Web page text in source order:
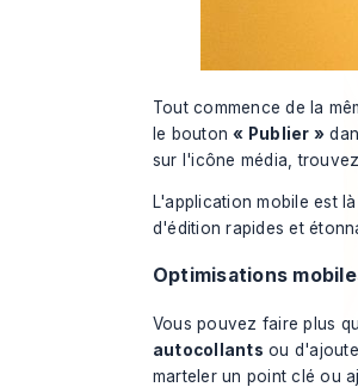
Tout commence de la
le bouton« Publier »
sur l'icône média,
L'application mobile est
d'édition rapides et
Optimisations
Vous pouvez faire plus
autocollants ou
marteler un point clé ou